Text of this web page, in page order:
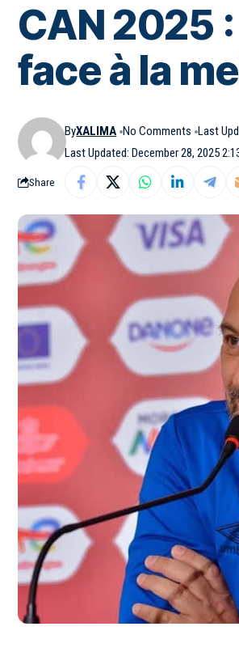
CAN 2025
face à la
Last Updated: December 28, 2025
ByXALIMA No Comments Last
Share